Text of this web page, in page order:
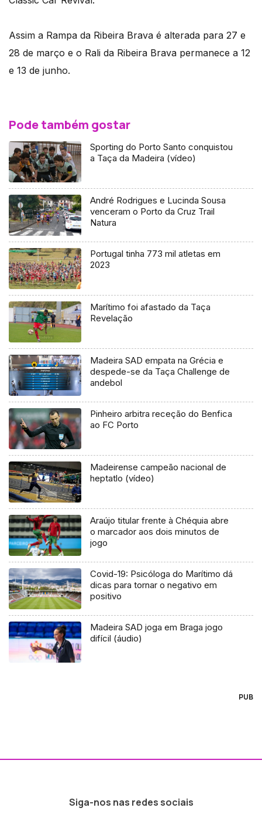
Assim a Rampa da Ribeira Brava é alterada para 27 e
28 de março e o Rali da Ribeira Brava permanece a 12
e 13 de junho.
Pode também gostar
Sporting do Porto Santo conquistou
a Taça da Madeira (vídeo)
André Rodrigues e Lucinda Sousa
venceram o Porto da Cruz Trail
Natura
Portugal tinha 773 mil atletas em
2023
Marítimo foi afastado da Taça
Revelação
Madeira SAD empata na Grécia e
despede-se da Taça Challenge de
andebol
Pinheiro arbitra receção do Benfica
ao FC Porto
Madeirense campeão nacional de
heptatlo (vídeo)
Araújo titular frente à Chéquia abre
o marcador aos dois minutos de
jogo
Covid-19: Psicóloga do Marítimo dá
dicas para tornar o negativo em
positivo
Madeira SAD joga em Braga jogo
difícil (áudio)
PUB
Siga-nos nas redes sociais